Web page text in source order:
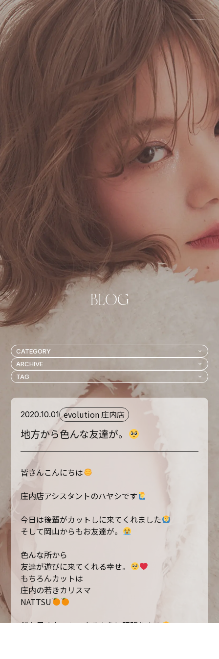
2020.10.01 evolution 庄内店
地方から色んな友達が。
皆さんこんにちは
庄内店アシスタントのハヤシです
今日は後輩がカットしに来てくれました
そして岡山からもお友達が。
色んな所から
友達が遊びに来てくれる幸せ。
もちろんカットは
庄内の若きカリスマ
NATTSU
僕も早くカットできるように頑張ります